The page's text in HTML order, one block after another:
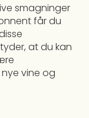
smagninger
får du
at du kan
vine og